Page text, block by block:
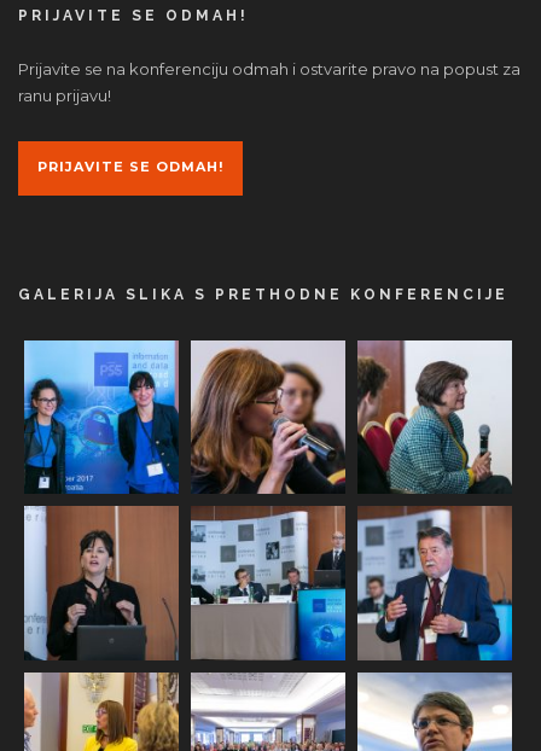
PRIJAVITE SE ODMAH!
Prijavite se na konferenciju odmah i ostvarite pravo na popust za
ranu prijavu!
PRIJAVITE SE ODMAH!
GALERIJA SLIKA S PRETHODNE KONFERENCIJE